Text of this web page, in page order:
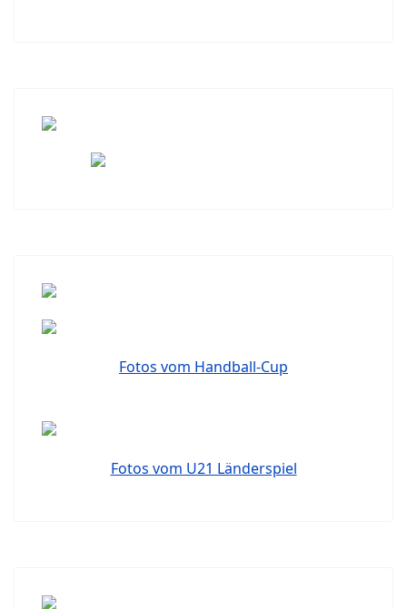
Fotos vom Handball-Cup
Fotos vom U21 Länderspiel